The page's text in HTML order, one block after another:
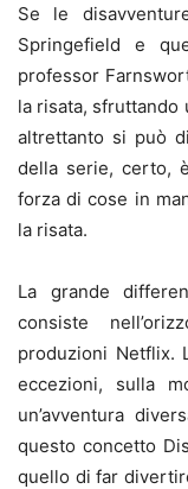
Se le
Springefield e
professor
la risata, sfruttando
altrettanto si può
della serie, certo,
forza di cose in
la risata.
La grande
consiste
produzioni Netflix.
eccezioni, sulla
un’avventura
questo concetto
quello di far